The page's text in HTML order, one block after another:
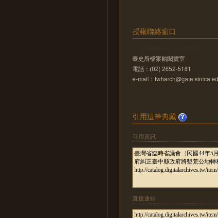
授權聯絡窗口
臺史所檔案館閱覽室
電話：(02) 2652-5181
e-mail：
引用這筆典藏
引用資訊
直接連結